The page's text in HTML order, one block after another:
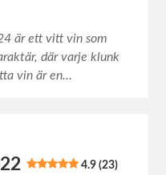
är ett vitt vin som
där varje klunk
vin är en…
4.9 (23)